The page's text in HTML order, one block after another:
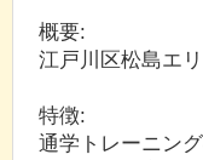
概要:
江戸川区松島エ
特徴:
通学トレーニン